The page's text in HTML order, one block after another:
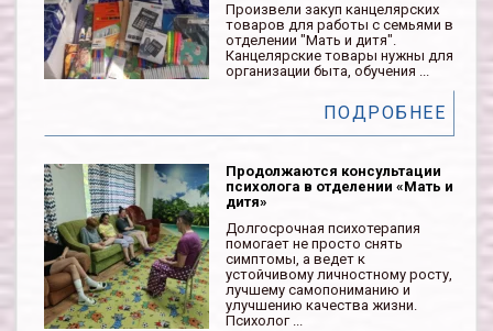
Произвели закуп канцелярских
товаров для работы с семьями в
отделении "Мать и дитя".
Канцелярские товары нужны для
организации быта, обучения ...
ПОДРОБНЕЕ
Продолжаются консультации
психолога в отделении «Мать и
дитя»
Долгосрочная психотерапия
помогает не просто снять
симптомы, а ведет к
устойчивому личностному росту,
лучшему самопониманию и
улучшению качества жизни.
Психолог ...